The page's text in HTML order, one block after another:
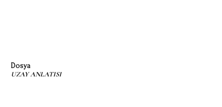
Dosya
UZAY ANLATISI